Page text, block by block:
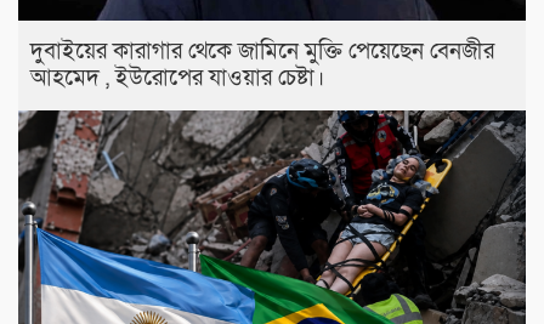
দুবাইয়ের কারাগার থেকে জামিনে মুক্তি পেয়েছেন বেনজীর
আহমেদ , ইউরোপের যাওয়ার চেষ্টা।